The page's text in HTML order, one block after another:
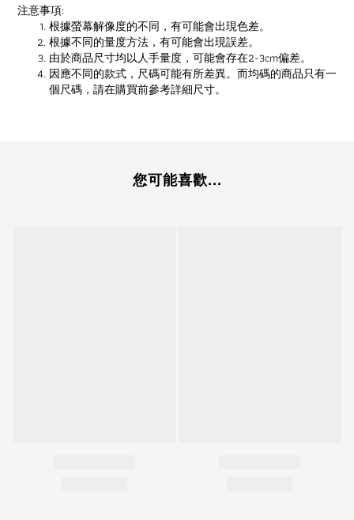
注意事項:
根據螢幕解像度的不同，有可能會出現色差。
根據不同的量度方法，有可能會出現誤差。
由於商品尺寸均以人手量度，可能會存在2-3cm偏差。
因應不同的款式，尺碼可能有所差異。而均碼的商品只有一
個尺碼，請在購買前參考詳細尺寸。
您可能喜歡...